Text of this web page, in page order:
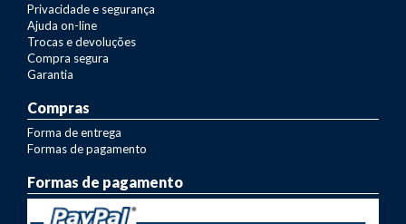
Privacidade e segurança
Ajuda on-line
Trocas e devoluções
Compra segura
Garantia
Compras
Forma de entrega
Formas de pagamento
Formas de pagamento